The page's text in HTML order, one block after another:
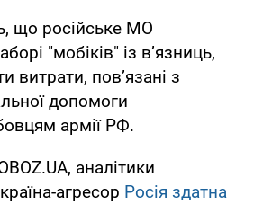
що російське МО
"мобіків" із в’язниць,
витрати, пов’язані з
допомоги
армії РФ.
аналітики
агресор Росія здатна